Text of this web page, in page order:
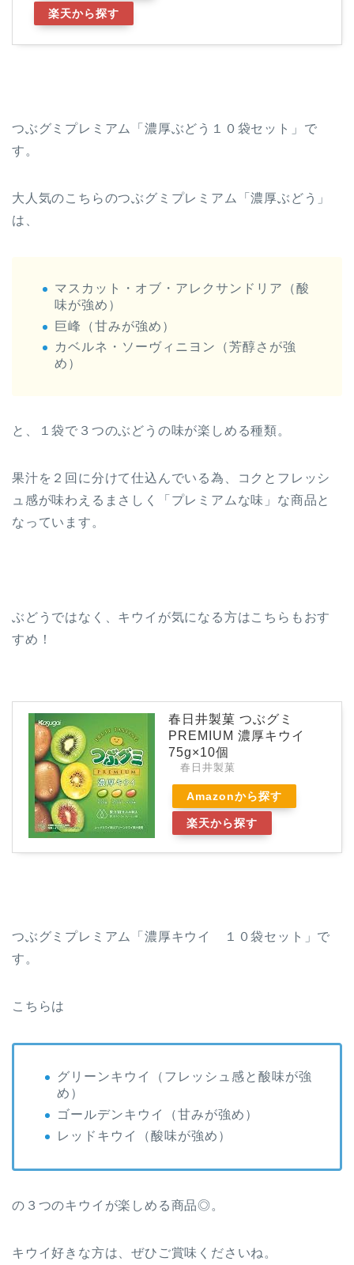
楽天から探す
つぶグミプレミアム「濃厚ぶどう１０袋セット」で
す。
大人気のこちらのつぶグミプレミアム「濃厚ぶどう」
は、
マスカット・オブ・アレクサンドリア（酸
味が強め）
巨峰（甘みが強め）
カベルネ・ソーヴィニヨン（芳醇さが強
め）
と、１袋で３つのぶどうの味が楽しめる種類。
果汁を２回に分けて仕込んでいる為、コクとフレッシ
ュ感が味わえるまさしく「プレミアムな味」な商品と
なっています。
ぶどうではなく、キウイが気になる方はこちらもおす
すめ！
春日井製菓 つぶグミ
PREMIUM 濃厚キウイ
75g×10個
春日井製菓
Amazonから探す
楽天から探す
つぶグミプレミアム「濃厚キウイ １０袋セット」で
す。
こちらは
グリーンキウイ（フレッシュ感と酸味が強
め）
ゴールデンキウイ（甘みが強め）
レッドキウイ（酸味が強め）
の３つのキウイが楽しめる商品◎。
キウイ好きな方は、ぜひご賞味くださいね。